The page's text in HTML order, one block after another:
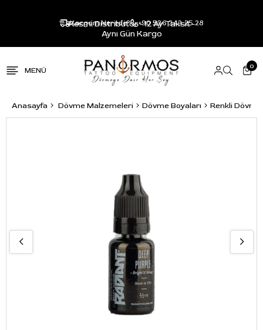
Resmi Distribütör - 12 Ay Taksit -
Aynı Gün Kargo
Kargom Nerede? +90 536 343 25 28
0
Anasayfa Dövme Malzemeleri Dövme Boyaları Renkli Dövme